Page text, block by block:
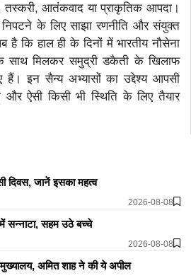
तस्करी, आतंकवाद या प्राकृतिक आपदा।
के लिए साझा रणनीति और संयुक्त
है कि हाल ही के दिनों में भारतीय नौसेना
के साथ मिलकर समुद्री डकैती के खिलाफ
इन सैन्य अभ्यासों का उद्देश्य आपसी
ऐसी किसी भी स्थिति के लिए तैयार
दिवस, जानें इसका महत्व
2026-08-08
सन्नाटा, सहम उठे बच्चे
2026-08-08
मुख्यालय, अमित शाह ने की ये अपील